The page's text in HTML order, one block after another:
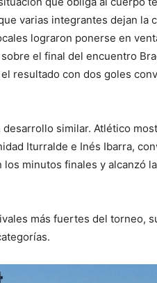
varias integrantes dejan la
lograron ponerse en
el final del encuentro
resultado con dos goles
similar. Atlético
Iturralde e Inés Ibarra,
minutos finales y alcanzó
más fuertes del torneo,